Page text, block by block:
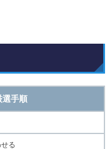
選手順
る